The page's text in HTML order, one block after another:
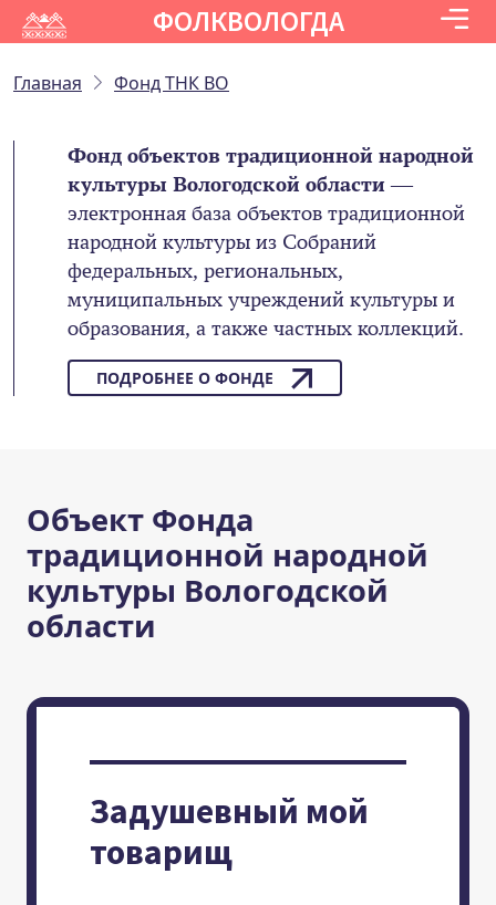
ФОЛКВОЛОГДА
Главная Фонд ТНК ВО
Фонд объектов традиционной народной
культуры Вологодской области—
электронная база объектов традиционной
народной культуры из Собраний
федеральных, региональных,
муниципальных учреждений культуры и
образования, а также частных коллекций.
ПОДРОБНЕЕ О ФОНДЕ
Объект Фонда
традиционной народной
культуры Вологодской
области
Задушевный мой
товарищ